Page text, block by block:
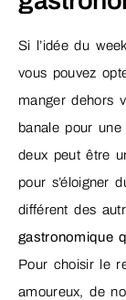
Si l’idée du
vous pouvez
manger dehors
banale pour
deux peut être
pour s’éloigner
différent des
gastronomique
Pour choisir le
amoureux, de